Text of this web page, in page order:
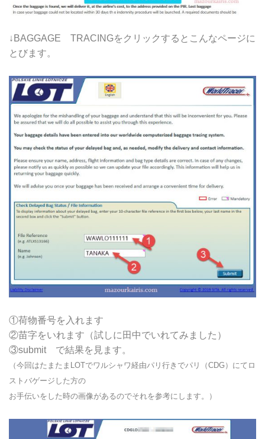
↓BAGGAGE TRACINGをクリックするとこんなページに
とびます。
①荷物番号を入れます
②苗字をいれます（試しに田中でいれてみました）
③submit で結果を見ます。
（今回はたまたまLOTでワルシャワ経由パリ行きでパリ（CDG）にてロ
ストバゲージした方の
お手伝いをした時の画像があるのでそれを参考にします。）